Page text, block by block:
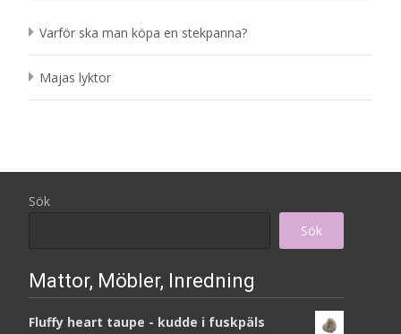
Varför ska man köpa en stekpanna?
Majas lyktor
Sök
Sök
Mattor, Möbler, Inredning
Fluffy heart taupe - kudde i fuskpäls